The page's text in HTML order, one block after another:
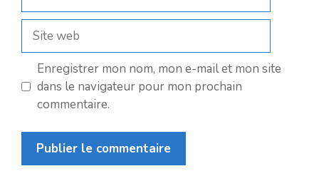
mail
Site
web
Enregistrer mon nom, mon e-mail et mon site
dans le navigateur pour mon prochain
commentaire.